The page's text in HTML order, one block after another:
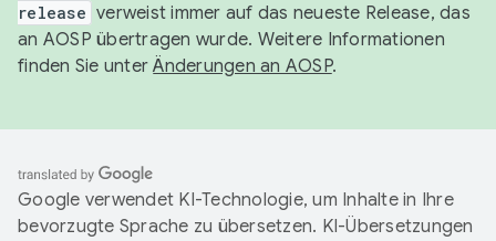
release verweist immer auf das neueste Release, das
an AOSP übertragen wurde. Weitere Informationen
finden Sie unterÄnderungen an AOSP.
Google verwendet KI-Technologie, um Inhalte in Ihre
bevorzugte Sprache zu übersetzen. KI-Übersetzungen